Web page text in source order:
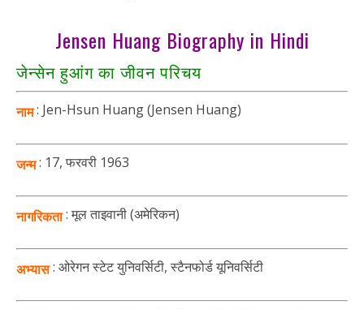
Jensen Huang Biography in Hindi
जेन्सेन हुआंग का जीवनपरिचय
नाम: Jen-Hsun Huang (Jensen Huang)
जन्म: 17, फरवरी 1963
नागरिकता: मूल ताइवानी (अमेरिकन)
अभ्यास: ओरेगन स्टेट युनिवर्सिटी, स्टैनफोर्ड यूनिवर्सिटी